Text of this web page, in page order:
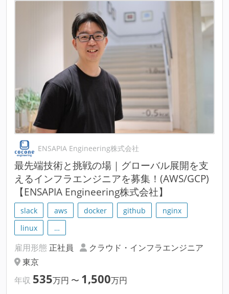
ENSAPIA Engineering株式会社
最先端技術と挑戦の場｜グローバル展開を支
えるインフラエンジニアを募集！(AWS/GCP)
【ENSAPIA Engineering株式会社】
slack aws docker github
nginx
linux
…
雇用形態 正社員
クラウド・インフラエンジニア
東京
年収 535万円 〜 1,500万円